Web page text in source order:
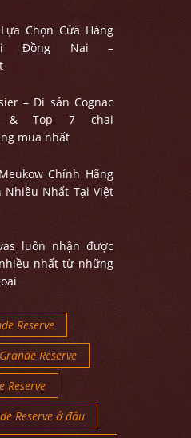
Chọn Cửa Hàng
Đồng Nai –
– Di sản Cognac
& Top 7 chai
mua nhất
Chính Hãng
Nhiều Nhất Tại Việt
luôn nhận được
nhất từ những
Reserve
Reserve
Reserve
Reserve ở đâu